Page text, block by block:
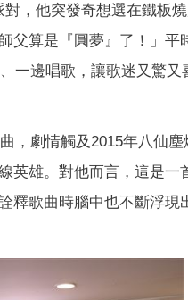
對，他突發奇想選在鐵板
父算是『圓夢』了！」平
一邊唱歌，讓歌迷又驚又
，劇情觸及2015年八仙塵
英雄。對他而言，這是一
釋歌曲時腦中也不斷浮現